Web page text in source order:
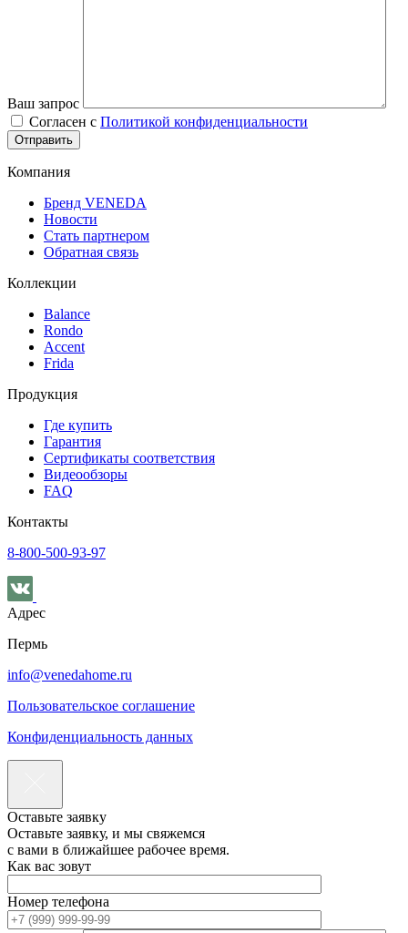
Ваш запрос
Согласен с Политикой конфиденциальности
Компания
Бренд VENEDA
Новости
Стать партнером
Обратная связь
Коллекции
Balance
Rondo
Accent
Frida
Продукция
Где купить
Гарантия
Сертификаты соответствия
Видеообзоры
FAQ
Контакты
8-800-500-93-97
Адрес
Пермь
info@venedahome.ru
Пользовательское соглашение
Конфиденциальность данных
Оставьте заявку
Оставьте заявку, и мы свяжемся
с вами в ближайшее рабочее время.
Как вас зовут
Номер телефона